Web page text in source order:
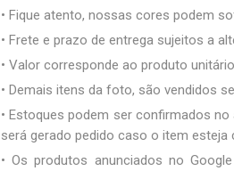
• Fique atento, nossas cores podem
• Frete e prazo de entrega sujeitos a
• Valor corresponde ao produto
• Demais itens da foto, são vendidos
• Estoques podem ser confirmados
será gerado pedido caso o item
• Os produtos anunciados no